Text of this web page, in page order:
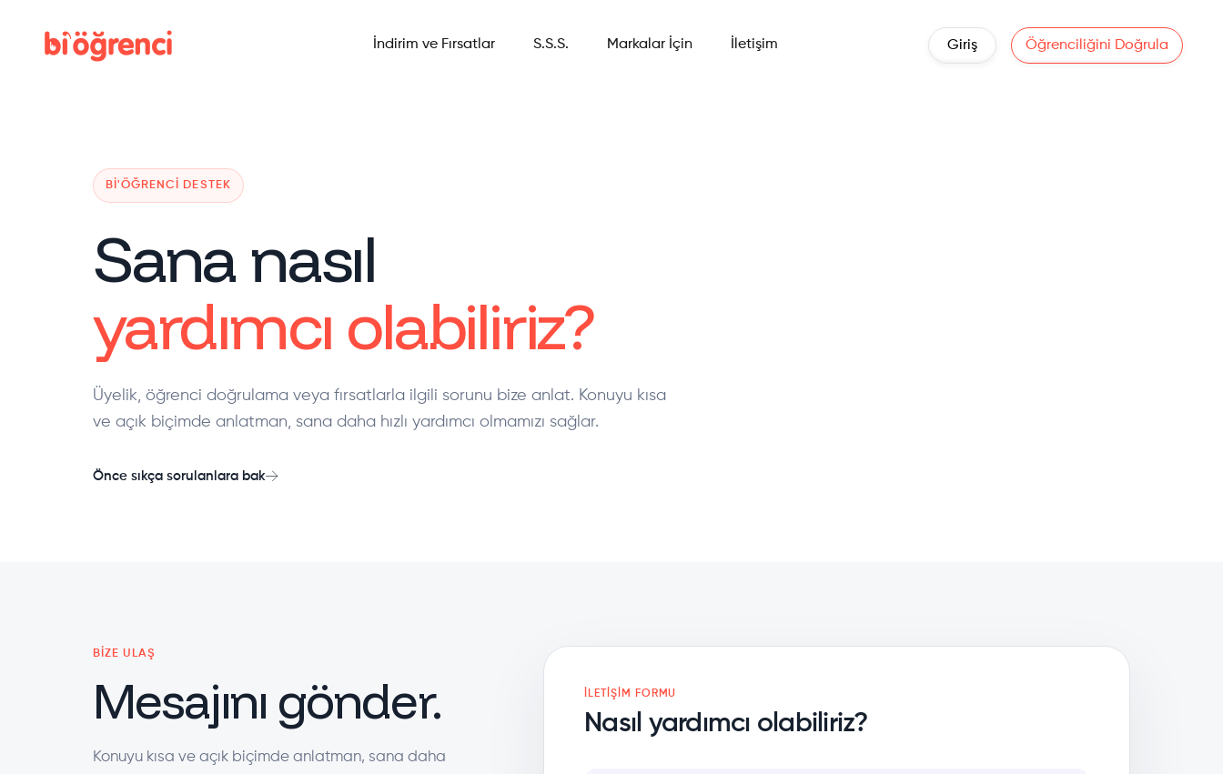
Giriş Öğrenciliğini Doğrula
İndirim ve Fırsatlar S.S.S. Markalar İçin İletişim
BI'ÖĞRENCI DESTEK
Sana nasıl
yardımcı olabiliriz?
Üyelik, öğrenci doğrulama veya fırsatlarla ilgili sorunu bize anlat. Konuyu kısa
ve açık biçimde anlatman, sana daha hızlı yardımcı olmamızı sağlar.
Önce sıkça sorulanlara bak
BIZE ULAŞ
Mesajını gönder.
Konuyu kısa ve açık biçimde anlatman, sana daha
İLETIŞIM FORMU
Nasıl yardımcı olabiliriz?